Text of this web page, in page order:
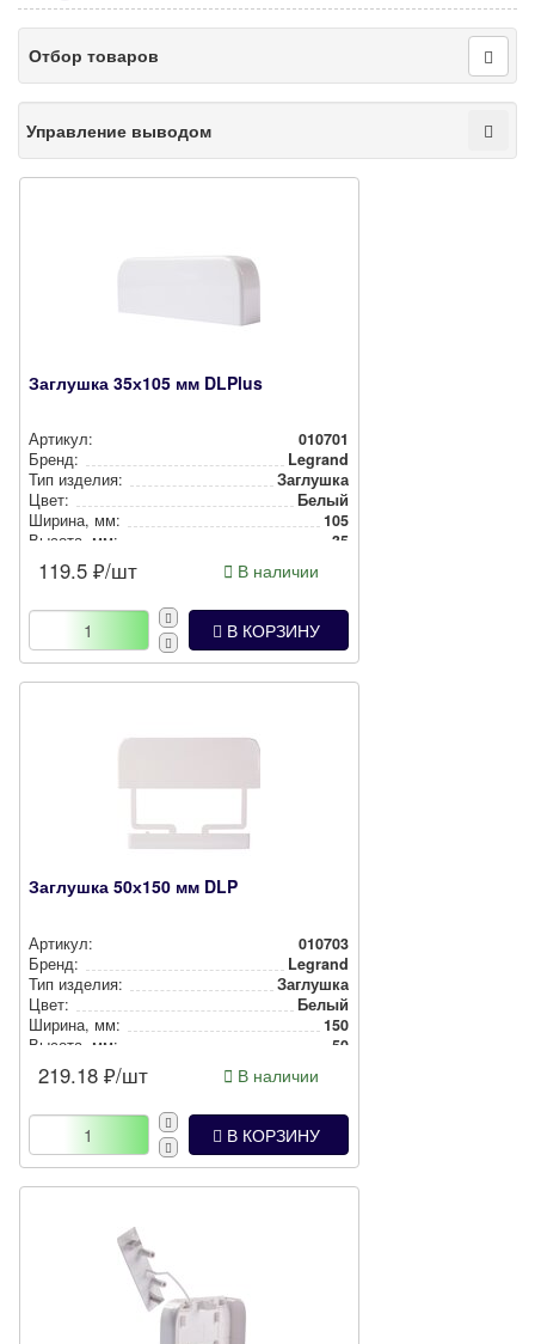
Отбор товаров
Управление выводом
Заглушка 35х105 мм DLPlus
Артикул:
010701
Бренд:
Legrand
Тип изделия:
Заглушка
Цвет:
Белый
Ширина, мм:
105
Высота, мм:
35
119.5 ₽/шт В наличии
В КОРЗИНУ
Заглушка 50х150 мм DLP
Артикул:
010703
Бренд:
Legrand
Тип изделия:
Заглушка
Цвет:
Белый
Ширина, мм:
150
Высота, мм:
50
219.18 ₽/шт В наличии
В КОРЗИНУ